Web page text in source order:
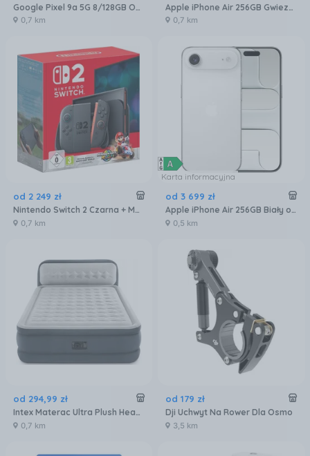
Google Pixel 9a 5G 8/128GB Obsydian
0,7 km
Apple iPhone Air 256GB Gwiezdna czerń
0,7 km
od 2 249 zł
Nintendo Switch 2 Czarna + Mario Kart World
0,7 km
Karta informacyjna
od 3 699 zł
Apple iPhone Air 256GB Biały obłok
0,5 km
od 294,99 zł
Intex Materac Ultra Plush Headboard 64448
0,7 km
od 179 zł
Dji Uchwyt Na Rower Dla Osmo
3,5 km